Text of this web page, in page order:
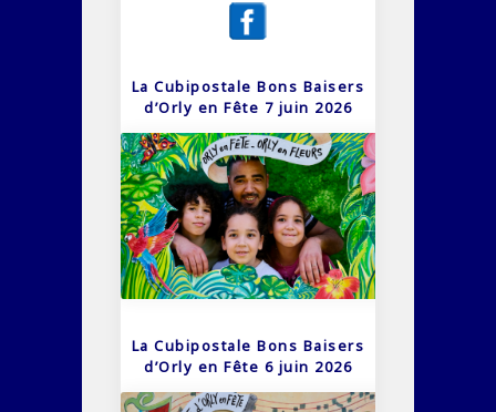
La Cubipostale Bons Baisers
d’Orly en Fête 7 juin 2026
La Cubipostale Bons Baisers
d’Orly en Fête 6 juin 2026